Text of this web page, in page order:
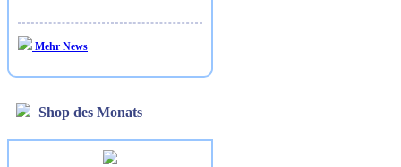
Mehr News
Shop des Monats